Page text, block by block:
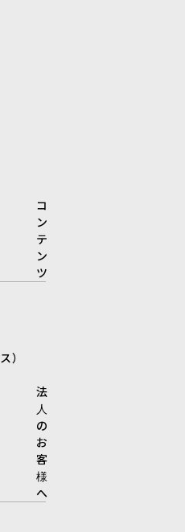
コ
ン
テ
ン
ツ
）
法
人
の
お
客
様
へ